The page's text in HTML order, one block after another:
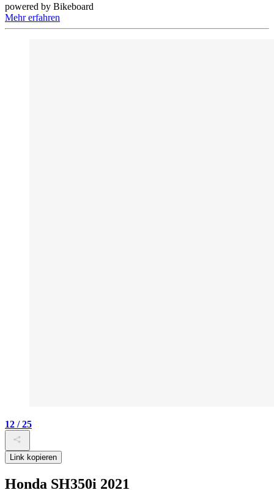
powered by Bikeboard
Mehr erfahren
12 / 25
Link kopieren
Honda SH350i 2021